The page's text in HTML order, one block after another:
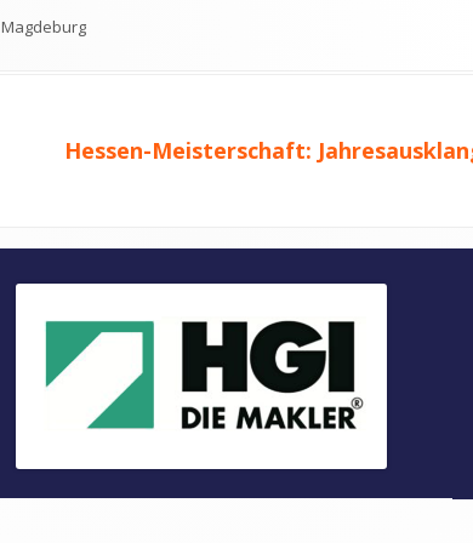
Schlagwörter
Magdeburg
Nächster
Hessen-Meisterschaft: